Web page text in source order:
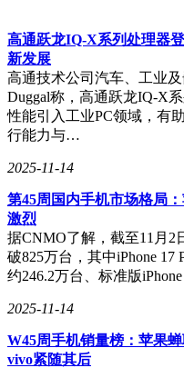
高通跃龙IQ-X系列处理器
新发展
高通技术公司汽车、工业
Duggal称，高通跃龙IQ-X
性能引入工业PC领域，有
行能力与…
2025-11-14
第45周国内手机市场格局
激烈
据CNMO了解，截至11月2
破825万台，其中iPhone 17
约246.2万台、标准版
2025-11-14
W45周手机销量榜：苹果
vivo紧随其后